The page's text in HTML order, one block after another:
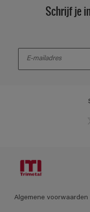
Schrijf je
Algemene voorwaarden